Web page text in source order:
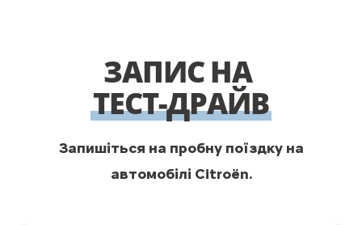
ЗАПИС НА
ТЕСТ-ДРАЙВ
Запишіться на пробну поїздку на
автомобілі Citroën.